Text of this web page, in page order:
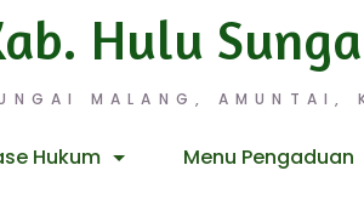
MALANG, AMUNTAI,
Hulu
Hukum Menu Pengaduan